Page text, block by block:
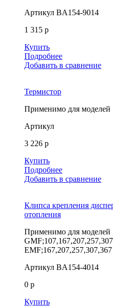
Артикул BA154-9014
1 315 р
Купить
Подробнее
Добавить в сравнение
Термистор
Применимо для моделей
Артикул
3 226 р
Купить
Подробнее
Добавить в сравнение
Клипса крепления
отопления
Применимо для моделей
Артикул BA154-4014
0 р
Купить